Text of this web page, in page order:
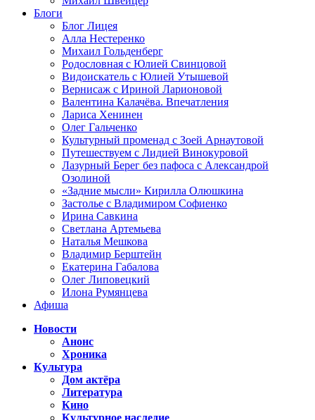
Блоги
Блог Лицея
Алла Нестеренко
Михаил Гольденберг
Родословная с Юлией Свинцовой
Видоискатель с Юлией Утышевой
Вернисаж с Ириной Ларионовой
Валентина Калачёва. Впечатления
Лариса Хенинен
Олег Гальченко
Культурный променад с Зоей Арнаутовой
Путешествуем с Лидией Винокуровой
Лазурный Берег без пафоса с Александрой
Озолиной
«Задние мысли» Кирилла Олюшкина
Застолье с Владимиром Софиенко
Ирина Савкина
Светлана Артемьева
Наталья Мешкова
Владимир Берштейн
Екатерина Габалова
Олег Липовецкий
Илона Румянцева
Афиша
Новости
Анонс
Хроника
Культура
Дом актёра
Литература
Кино